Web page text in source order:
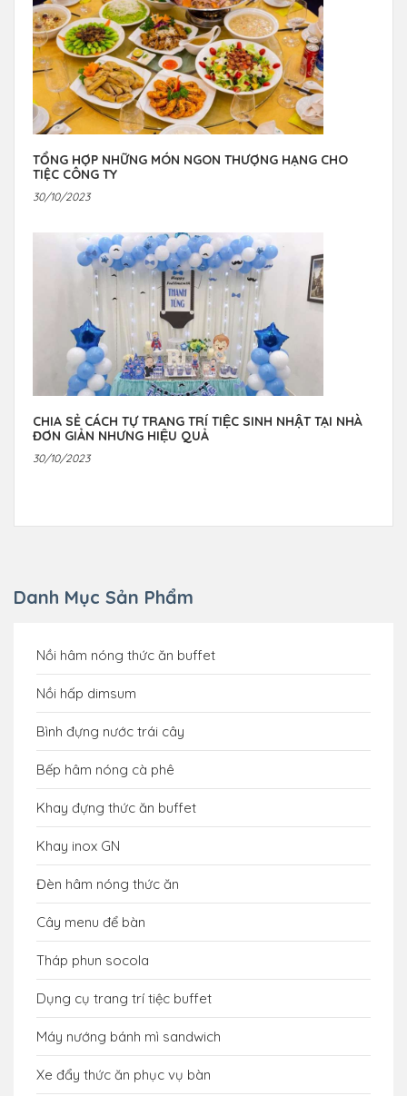
TỔNG HỢP NHỮNG MÓN NGON THƯỢNG HẠNG CHO
TIỆC CÔNG TY
30/10/2023
CHIA SẺ CÁCH TỰ TRANG TRÍ TIỆC SINH NHẬT TẠI NHÀ
ĐƠN GIẢN NHƯNG HIỆU QUẢ
30/10/2023
Danh Mục Sản Phẩm
Nồi hâm nóng thức ăn buffet
Nồi hấp dimsum
Bình đựng nước trái cây
Bếp hâm nóng cà phê
Khay đựng thức ăn buffet
Khay inox GN
Đèn hâm nóng thức ăn
Cây menu để bàn
Tháp phun socola
Dụng cụ trang trí tiệc buffet
Máy nướng bánh mì sandwich
Xe đẩy thức ăn phục vụ bàn